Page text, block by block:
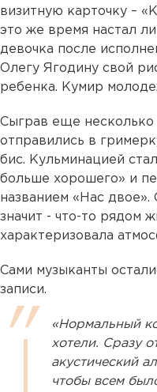
визитную карточку –
это же время настал
девочка после
Олегу Ягодину свой
ребенка. Кумир
Сыграв еще
отправились в
бис. Кульминацией
больше хорошего» и
названием «Нас двое».
значит - что-то рядом
характеризовала
Сами музыканты
записи.
«Нормальный
хотели. Сразу
акустический
чтобы всем